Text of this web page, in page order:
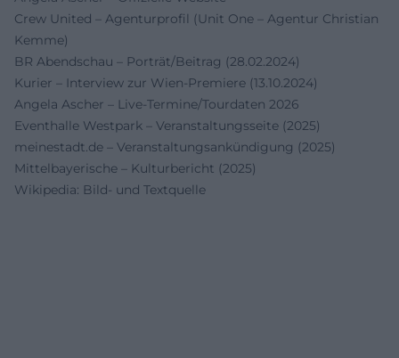
Crew United – Agenturprofil (Unit One – Agentur Christian
Kemme)
BR Abendschau – Porträt/Beitrag (28.02.2024)
Kurier – Interview zur Wien-Premiere (13.10.2024)
Angela Ascher – Live-Termine/Tourdaten 2026
Eventhalle Westpark – Veranstaltungsseite (2025)
meinestadt.de – Veranstaltungsankündigung (2025)
Mittelbayerische – Kulturbericht (2025)
Wikipedia: Bild- und Textquelle